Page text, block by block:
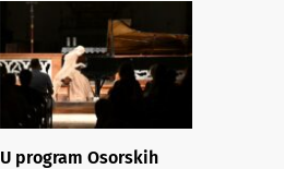
U program Osorskih